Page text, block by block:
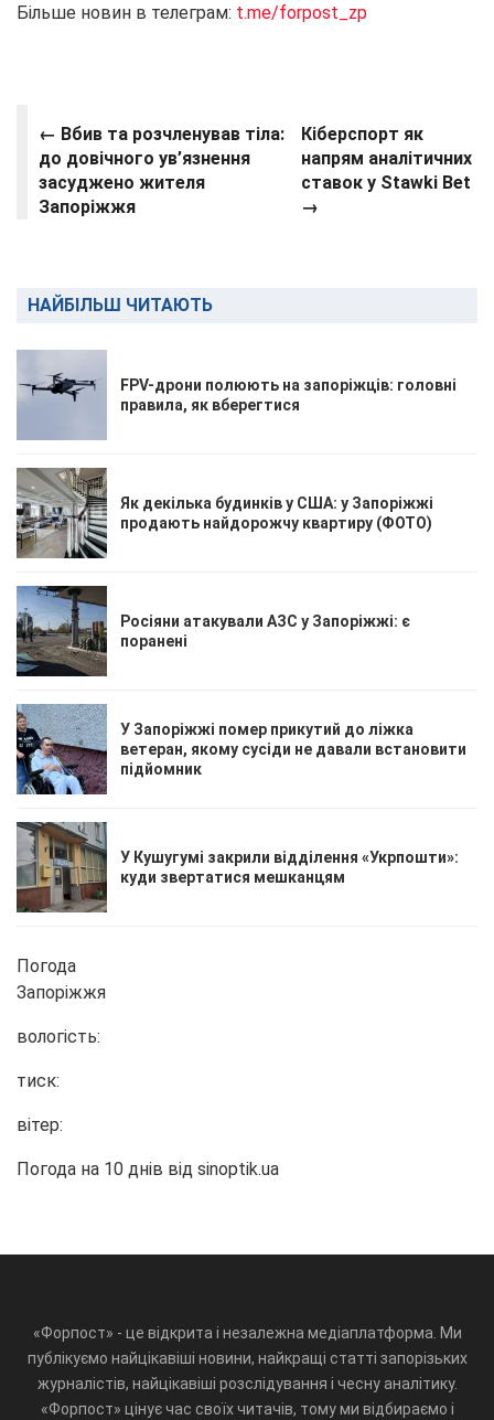
Більше новин в телеграм: t.me/forpost_zp
← Вбив та розчленував тіла:
до довічного ув’язнення
засуджено жителя
Запоріжжя
Кіберспорт як
напрям аналітичних
ставок у Stawki Bet
→
НАЙБІЛЬШ ЧИТАЮТЬ
FPV-дрони полюють на запоріжців: головні
правила, як вберегтися
Як декілька будинків у США: у Запоріжжі
продають найдорожчу квартиру (ФОТО)
Росіяни атакували АЗС у Запоріжжі: є
поранені
У Запоріжжі помер прикутий до ліжка
ветеран, якому сусіди не давали встановити
підйомник
У Кушугумі закрили відділення «Укрпошти»:
куди звертатися мешканцям
Погода
Запоріжжя
вологість:
тиск:
вітер:
Погода на 10 днів від sinoptik.ua
«Форпост» - це відкрита і незалежна медіаплатформа. Ми
публікуємо найцікавіші новини, найкращі статті запорізьких
журналістів, найцікавіші розслідування і чесну аналітику.
«Форпост» цінує час своїх читачів, тому ми відбираємо і